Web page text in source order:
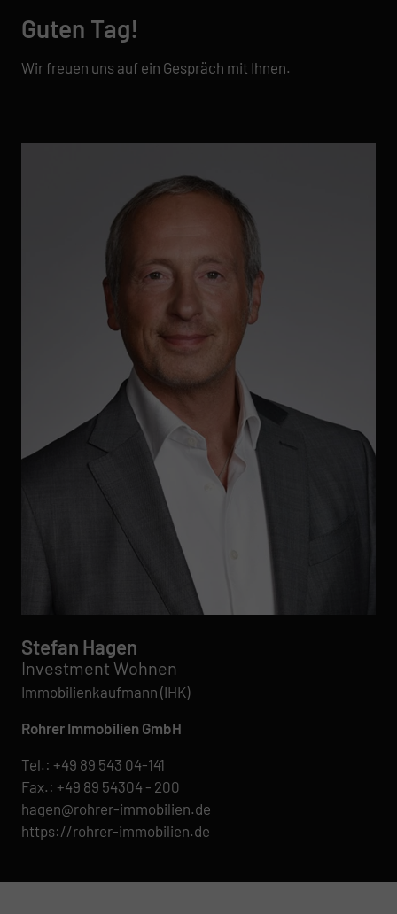
Guten Tag!
Wir freuen uns auf ein Gespräch mit Ihnen.
Stefan Hagen
Investment Wohnen
Immobilienkaufmann (IHK)
Rohrer Immobilien GmbH
Tel.: +49 89 543 04-141
Fax.: +49 89 54304 - 200
hagen@rohrer-immobilien.de
https://rohrer-immobilien.de